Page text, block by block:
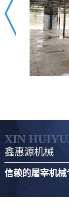
XIN
鑫惠源机械
信赖的屠宰机械